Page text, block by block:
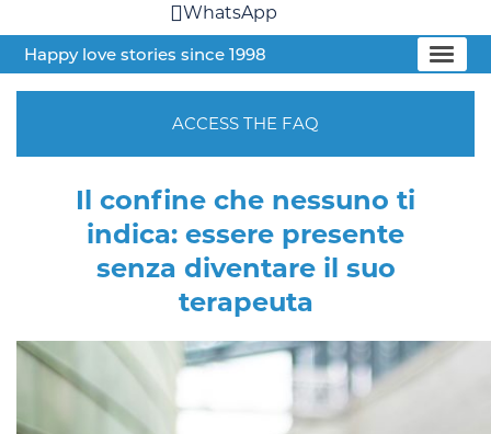
WhatsApp
Happy love stories since 1998
ACCESS THE FAQ
Il confine che nessuno ti
indica: essere presente
senza diventare il suo
terapeuta